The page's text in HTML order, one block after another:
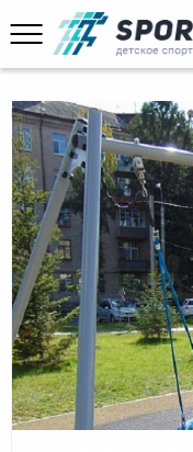
Главная Уличное
Качели "Гнездо" Romana
Качели